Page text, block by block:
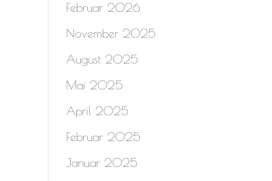
Februar 2026
November 2025
August 2025
Mai 2025
April 2025
Februar 2025
Januar 2025